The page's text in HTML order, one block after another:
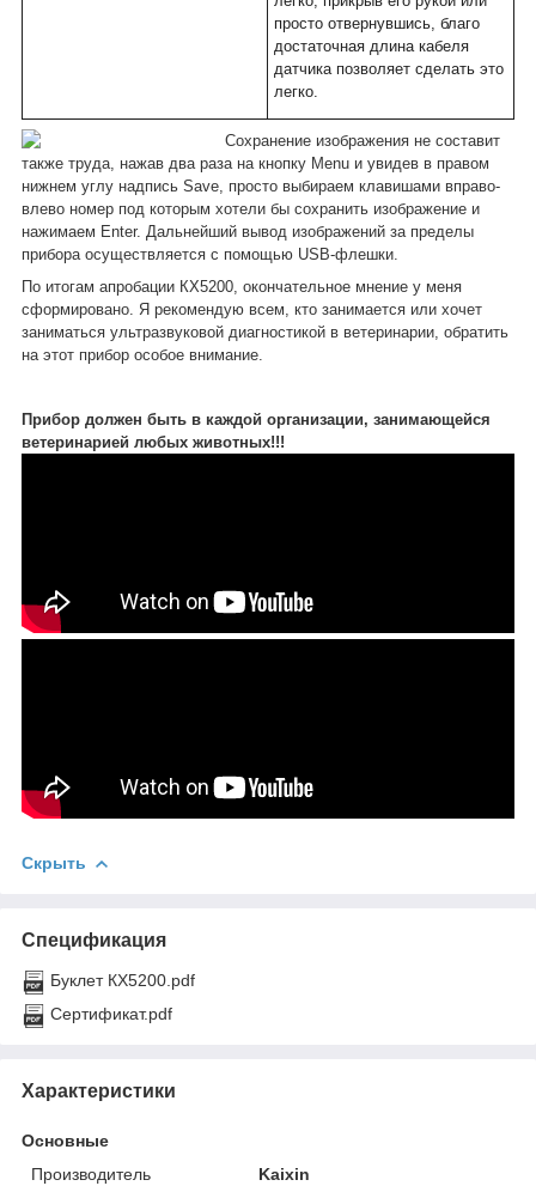
просто отвернувшись, благо
достаточная длина кабеля
датчика позволяет сделать это
легко.
Сохранение изображения не составит
также труда, нажав два раза на кнопку Menu и увидев в правом
нижнем углу надпись Save, просто выбираем клавишами вправо-
влево номер под которым хотели бы сохранить изображение и
нажимаем Enter. Дальнейший вывод изображений за пределы
прибора осуществляется с помощью USB-флешки.
По итогам апробации КХ5200, окончательное мнение у меня
сформировано. Я рекомендую всем, кто занимается или хочет
заниматься ультразвуковой диагностикой в ветеринарии, обратить
на этот прибор особое внимание.
Прибор должен быть в каждой организации, занимающейся
ветеринарией любых животных!!!
Скрыть
Спецификация
Буклет КХ5200.pdf
Сертификат.pdf
Характеристики
Основные
Производитель
Kaixin